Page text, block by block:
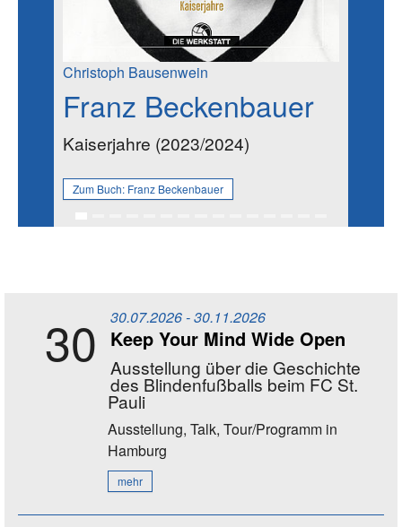
Christoph Bausenwein
Franz Beckenbauer
Kaiserjahre (2023/2024)
Zum Buch: Franz Beckenbauer
30 30.07.2026 - 30.11.2026
Keep Your Mind Wide Open
Ausstellung über die Geschichte
des Blindenfußballs beim FC St.
Pauli
Ausstellung, Talk, Tour/Programm in
Hamburg
mehr